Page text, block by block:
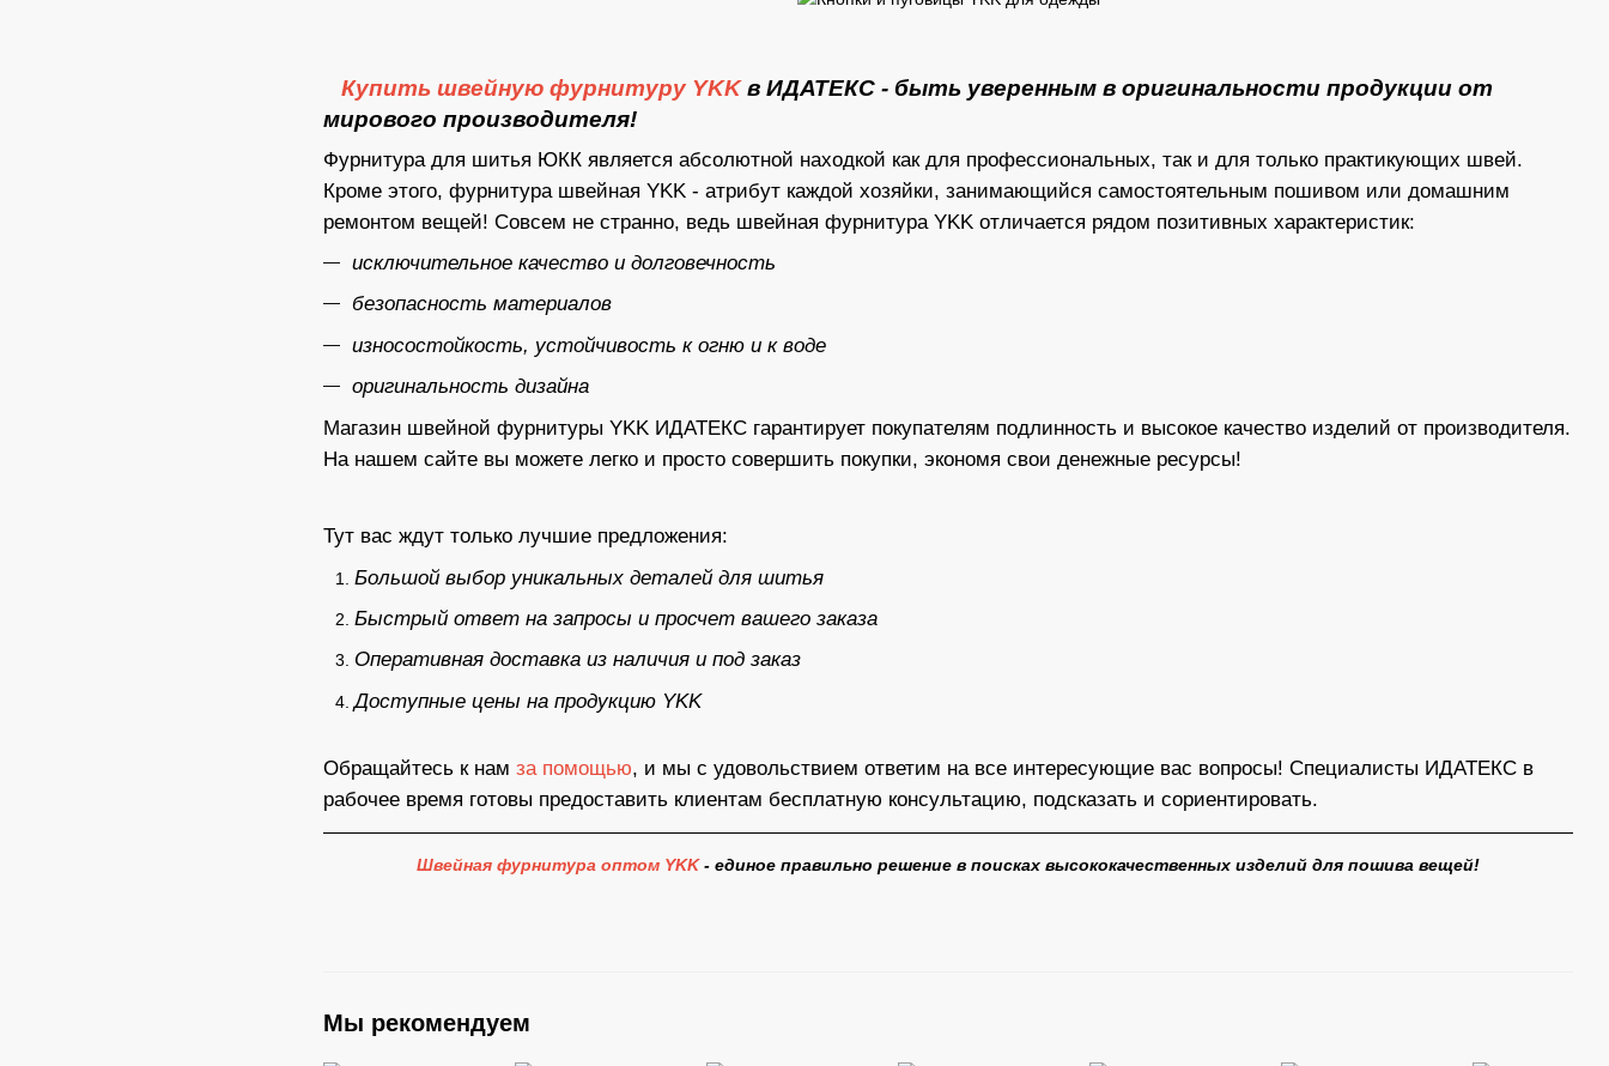
Купить швейную фурнитуру YKKв ИДАТЕКС - быть уверенным в оригинальности продукции от
мирового производителя!
Фурнитура для шитья ЮКК является абсолютной находкой как для профессиональных, так и для только практикующих швей.
Кроме этого, фурнитура швейная YKK - атрибут каждой хозяйки, занимающийся самостоятельным пошивом или домашним
ремонтом вещей! Совсем не странно, ведь швейная фурнитура YKK отличается рядом позитивных характеристик:
исключительное качество и долговечность
безопасность материалов
износостойкость, устойчивость к огню и к воде
оригинальность дизайна
Магазин швейной фурнитуры YKK ИДАТЕКС гарантирует покупателям подлинность и высокое качество изделий от производителя.
На нашем сайте вы можете легко и просто совершить покупки, экономя свои денежные ресурсы!
Тут вас ждут только лучшие предложения:
Большой выбор уникальных деталей для шитья
Быстрый ответ на запросы и просчет вашего заказа
Оперативная доставка из наличия и под заказ
Доступные цены на продукцию YKK
Обращайтесь к нам за помощью, и мы с удовольствием ответим на все интересующие вас вопросы! Специалисты ИДАТЕКС в
рабочее время готовы предоставить клиентам бесплатную консультацию, подсказать и сориентировать.
Швейная фурнитура оптом YKK- единое правильно решение в поисках высококачественных изделий для пошива вещей!
Мы рекомендуем